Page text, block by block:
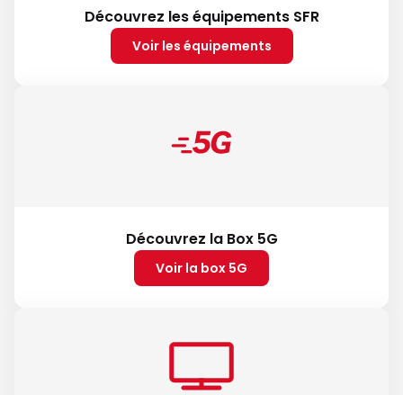
Découvrez les équipements SFR
Voir les équipements
Découvrez la Box 5G
Voir la box 5G